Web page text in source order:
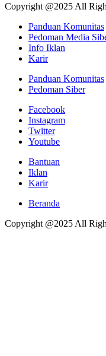
Copyright @2025 All
Panduan Komunitas
Pedoman Media
Info Iklan
Karir
Panduan Komunitas
Pedoman Siber
Facebook
Instagram
Twitter
Youtube
Bantuan
Iklan
Karir
Beranda
Copyright @2025 All